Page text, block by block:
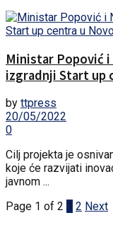
Ministar Popović
izgradnji Start up
by ttpress
20/05/2022
0
Cilj projekta je
koje će razvijati
javnom ...
Page 1 of 2 1 2 Next